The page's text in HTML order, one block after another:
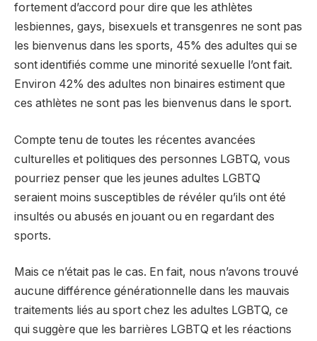
fortement d’accord pour dire que les athlètes
lesbiennes, gays, bisexuels et transgenres ne sont pas
les bienvenus dans les sports, 45% des adultes qui se
sont identifiés comme une minorité sexuelle l’ont fait.
Environ 42% des adultes non binaires estiment que
ces athlètes ne sont pas les bienvenus dans le sport.
Compte tenu de toutes les récentes avancées
culturelles et politiques des personnes LGBTQ, vous
pourriez penser que les jeunes adultes LGBTQ
seraient moins susceptibles de révéler qu’ils ont été
insultés ou abusés en jouant ou en regardant des
sports.
Mais ce n’était pas le cas. En fait, nous n’avons trouvé
aucune différence générationnelle dans les mauvais
traitements liés au sport chez les adultes LGBTQ, ce
qui suggère que les barrières LGBTQ et les réactions